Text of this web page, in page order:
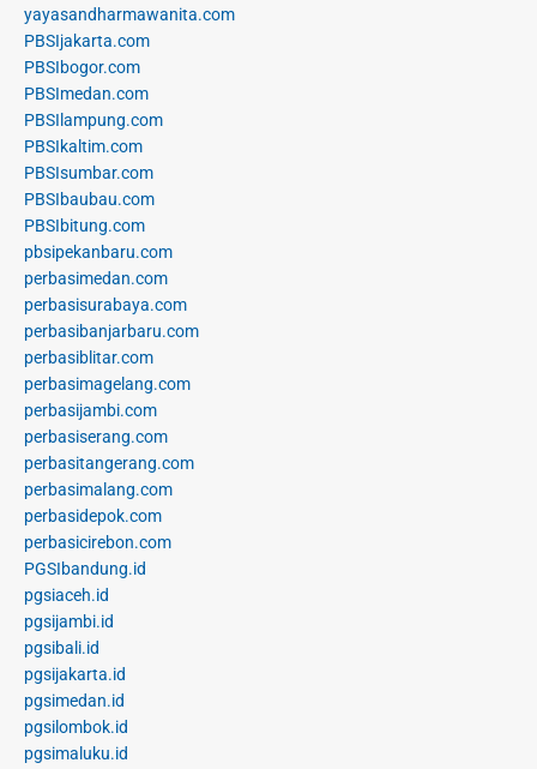
yayasandharmawanita.com
PBSIjakarta.com
PBSIbogor.com
PBSImedan.com
PBSIlampung.com
PBSIkaltim.com
PBSIsumbar.com
PBSIbaubau.com
PBSIbitung.com
pbsipekanbaru.com
perbasimedan.com
perbasisurabaya.com
perbasibanjarbaru.com
perbasiblitar.com
perbasimagelang.com
perbasijambi.com
perbasiserang.com
perbasitangerang.com
perbasimalang.com
perbasidepok.com
perbasicirebon.com
PGSIbandung.id
pgsiaceh.id
pgsijambi.id
pgsibali.id
pgsijakarta.id
pgsimedan.id
pgsilombok.id
pgsimaluku.id